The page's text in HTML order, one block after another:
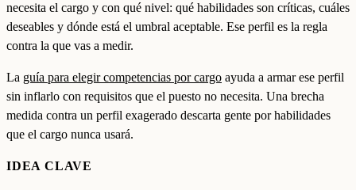
necesita el cargo y con qué nivel: qué habilidades son críticas, cuáles
deseables y dónde está el umbral aceptable. Ese perfil es la regla
contra la que vas a medir.
La guía para elegir competencias por cargo ayuda a armar ese perfil
sin inflarlo con requisitos que el puesto no necesita. Una brecha
medida contra un perfil exagerado descarta gente por habilidades
que el cargo nunca usará.
IDEA CLAVE